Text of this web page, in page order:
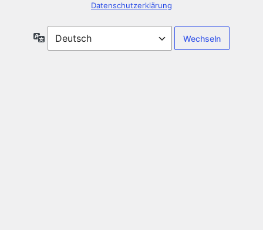
Datenschutzerklärung
Sprache